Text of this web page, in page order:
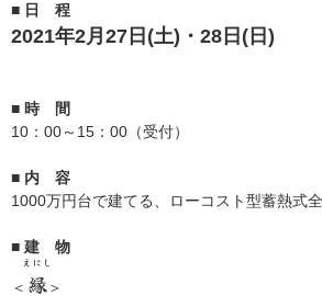
■ 日 程
2021年2月27日(土)・28日(日)
■ 時 間
10：00～15：00（受付）
■ 内 容
1000万円台で建てる、ローコスト型蓄熱式
■ 建 物
＜ 縁
えにし
＞